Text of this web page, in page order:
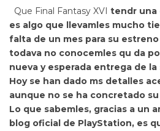
Que Final Fantasy XVI tendr una
es algo que llevamles mucho
falta de un mes para su
todava no conocemles qu da
nueva y esperada entrega de la
Hoy se han dado ms detalles
aunque no se ha concretado
Lo que sabemles, gracias a un
blog oficial de PlayStation, es